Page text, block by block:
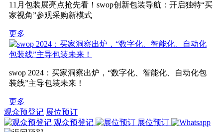
11月包装展亮点抢先看！swop创新包装导航：开启独特“买
家视角”参观采购新模式
更多
swop 2024：买家洞察出炉，“数字化、智能化、自动化包
装线”主导包装未来！
更多
观众预登记 展位预订
观众预登记
展位预订